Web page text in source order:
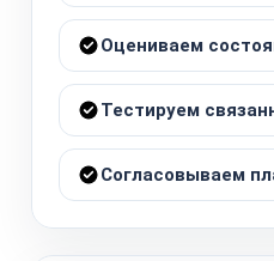
Оцениваем
Тестируем
Согласовываем